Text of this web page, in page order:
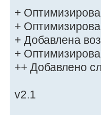
+
+
+ Добавлена
+
++ Добавлено
v2.1